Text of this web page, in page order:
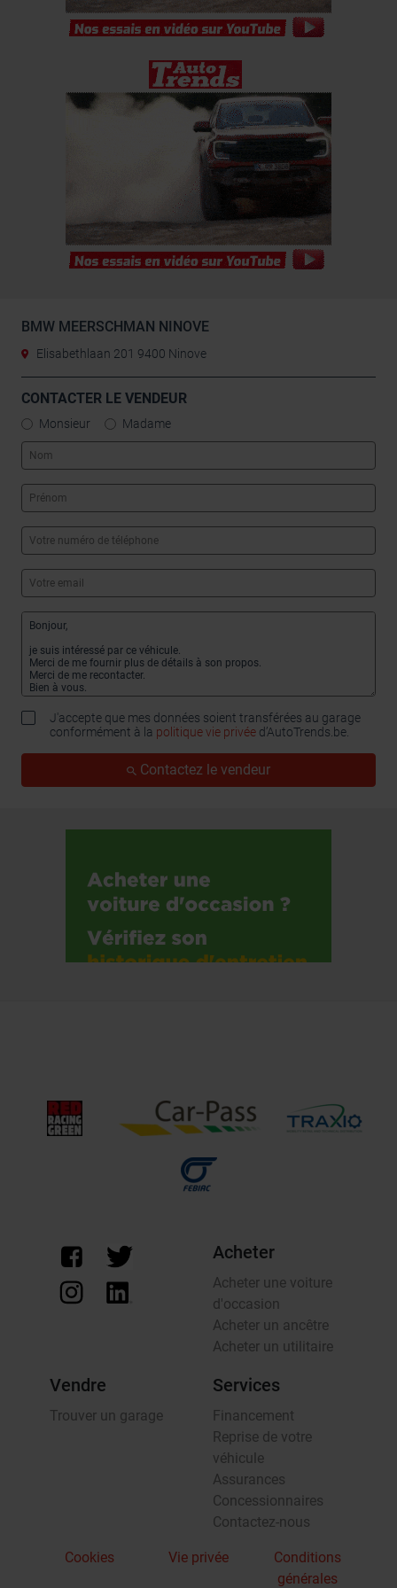
BMW MEERSCHMAN NINOVE
Elisabethlaan 201 9400 Ninove
CONTACTER LE VENDEUR
Monsieur Madame
J'accepte que mes données soient transférées au garage
conformément à la politique vie privée d’AutoTrends.be.
Contactez le vendeur
Acheter
Acheter une voiture
d'occasion
Acheter un ancêtre
Acheter un utilitaire
Vendre
Trouver un garage
Services
Financement
Reprise de votre
véhicule
Assurances
Concessionnaires
Contactez-nous
Cookies Vie privée
Conditions
générales